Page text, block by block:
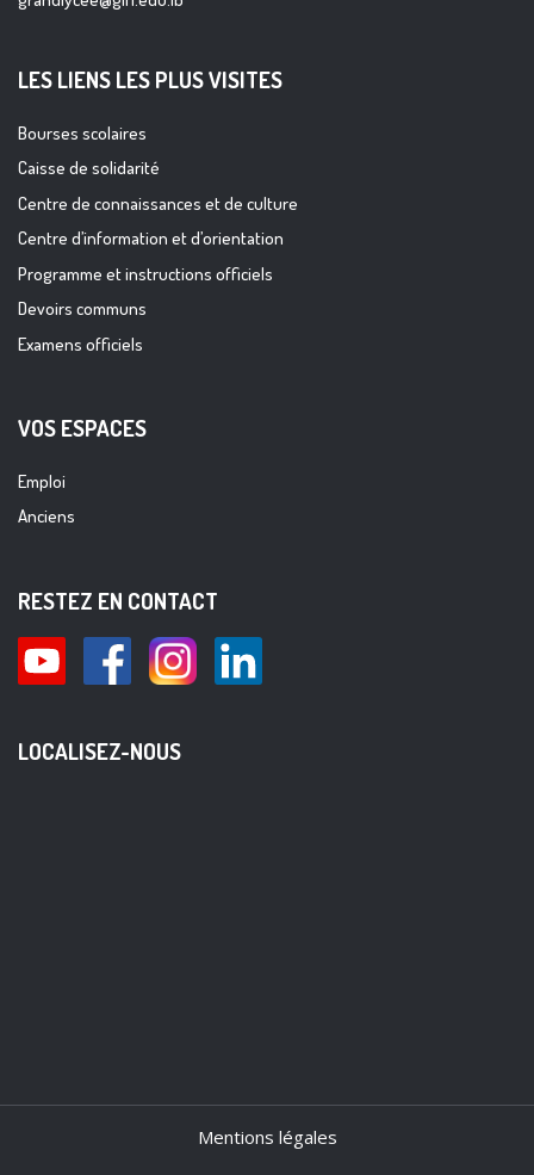
LES LIENS LES PLUS VISITES
Bourses scolaires
Caisse de solidarité
Centre de connaissances et de culture
Centre d’information et d’orientation
Programme et instructions officiels
Devoirs communs
Examens officiels
VOS ESPACES
Emploi
Anciens
RESTEZ EN CONTACT
LOCALISEZ-NOUS
Mentions légales